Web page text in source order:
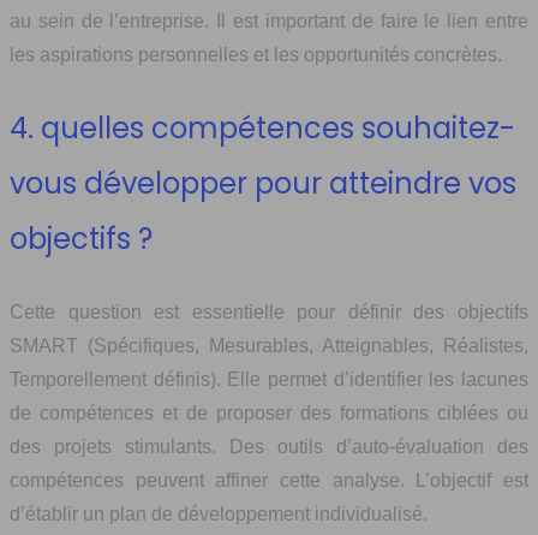
au sein de l’entreprise. Il est important de faire le lien entre
les aspirations personnelles et les opportunités concrètes.
4. quelles compétences souhaitez-
vous développer pour atteindre vos
objectifs ?
Cette question est essentielle pour définir des objectifs
SMART (Spécifiques, Mesurables, Atteignables, Réalistes,
Temporellement définis). Elle permet d’identifier les lacunes
de compétences et de proposer des formations ciblées ou
des projets stimulants. Des outils d’auto-évaluation des
compétences peuvent affiner cette analyse. L’objectif est
d’établir un plan de développement individualisé.